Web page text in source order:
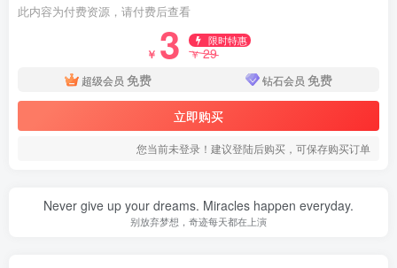
湿挂工艺.png
此内容为付费资源，请付费后查看
￥ 3 限时特惠
￥29
超级会员 免费 钻石会员 免费
立即购买
您当前未登录！建议登陆后购买，可保存购买订单
Never give up your dreams. Miracles happen everyday.
别放弃梦想，奇迹每天都在上演